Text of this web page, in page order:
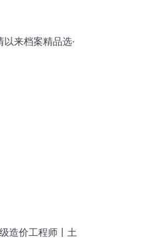
来档案精品选·
造价工程师丨土